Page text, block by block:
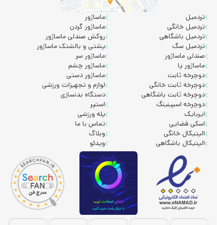
تردمیل
تردمیل خانگی
تردمیل باشگاهی
تردمیل سگ
صندلی ماساژور
ماساژور پا
دوچرخه ثابت
دوچرخه ثابت خانگی
دوچرخه ثابت باشگاهی
دوچرخه اسپینینگ
ایربایک
اسکی فضایی
الپتیکال خانگی
الپتیکال باشگاهی
ماساژور
ماساژور گردن
روکش صندلی ماساژور
پشتی و بالشتک ماساژور
ماساژور سر
ماساژور چشم
ماساژور دستی
لوازم و تجهیزات ورزشی
دستگاه بدنسازی
استپر
پله ورزشی
تماس با ما
وبلاگ
ویدئو